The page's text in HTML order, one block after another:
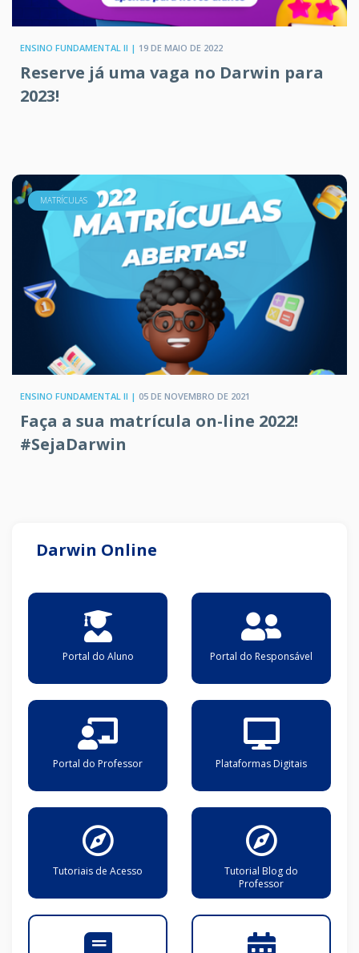
ENSINO FUNDAMENTAL II | 19 DE MAIO DE 2022
Reserve já uma vaga no Darwin para
2023!
MATRÍCULAS
ENSINO FUNDAMENTAL II | 05 DE NOVEMBRO DE 2021
Faça a sua matrícula on-line 2022!
#SejaDarwin
Darwin Online
Portal do Aluno Portal do Responsável
Portal do Professor Plataformas Digitais
Tutoriais de Acesso
Tutorial Blog do
Professor